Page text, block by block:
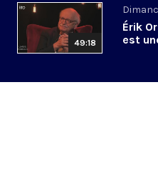
49:18
Érik
est